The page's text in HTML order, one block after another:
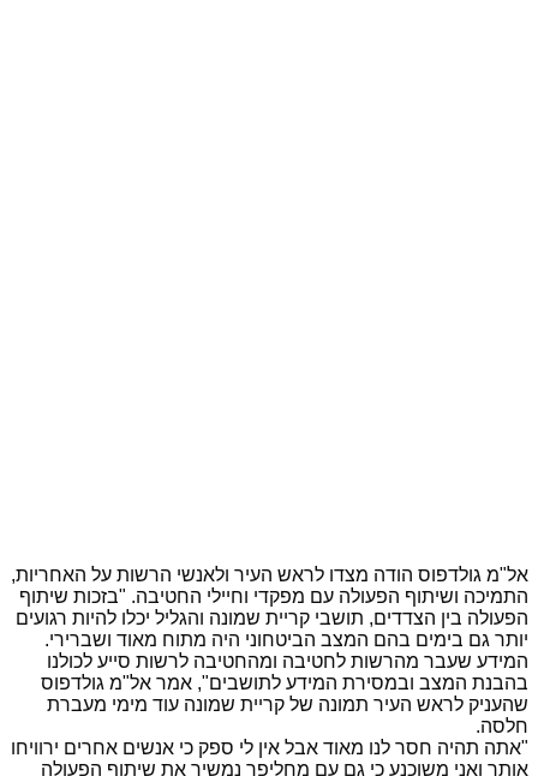
אל"מ גולדפוס הודה מצדו לראש העיר ולאנשי הרשות על האחריות,
התמיכה ושיתוף הפעולה עם מפקדי וחיילי החטיבה. "בזכות שיתוף
הפעולה בין הצדדים, תושבי קריית שמונה והגליל יכלו להיות רגועים
יותר גם בימים בהם המצב הביטחוני היה מתוח מאוד ושברירי.
המידע שעבר מהרשות לחטיבה ומהחטיבה לרשות סייע לכולנו
בהבנת המצב ובמסירת המידע לתושבים", אמר אל"מ גולדפוס
שהעניק לראש העיר תמונה של קריית שמונה עוד מימי מעברת
חלסה.
"אתה תהיה חסר לנו מאוד אבל אין לי ספק כי אנשים אחרים ירוויחו
אותך ואני משוכנע כי גם עם מחליפך נמשיך את שיתוף הפעולה